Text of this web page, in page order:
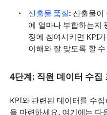
산출물 품질: 산출물이
에 얼마나 부합하는지
정에 참여시키면 KPI
이해와 잘 맞도록 할
4단계: 직원 데이터 수집
KPI와 관련된 데이터를 수
을 마련하세요. 여기에는 다